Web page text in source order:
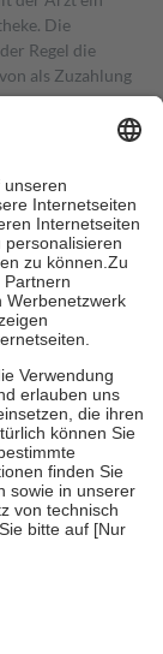
Die
Regel die
als Zuzahlung
von zehn
die tatsächlichen
Apotheken.
die
je
Gesundheit zu
unterstützen,
18. Lebensjahr
die von der
Bewertungen